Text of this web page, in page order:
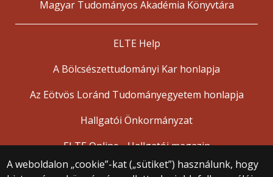
A weboldalon „cookie”-kat („sütiket”) használunk, hogy
Magyar Tudományos Akadémia Könyvtára
ELTE Help
A Bölcsészettudományi Kar honlapja
Az Eötvös Loránd Tudományegyetem honlapja
Hallgatói Önkormányzat
ELTE Online - Hallgatói magazin